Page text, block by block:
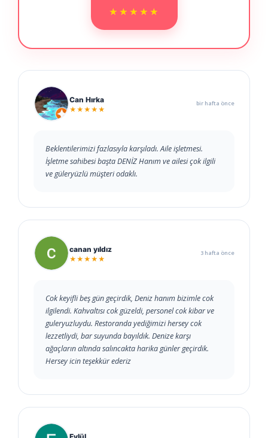
★★★★★
★★★★★
Can Hırka
★★★★★
bir hafta önce
Beklentilerimizi fazlasıyla karşıladı. Aile işletmesi.
İşletme sahibesi başta DENİZ Hanım ve ailesi çok ilgili
ve güleryüzlü müşteri odaklı.
canan yıldız
★★★★★
3 hafta önce
Cok keyifli beş gün geçirdik, Deniz hanım bizimle cok
ilgilendi. Kahvaltısı cok güzeldi, personel cok kibar ve
guleryuzluydu. Restoranda yediğimizi hersey cok
lezzetliydi, bar suyunda bayıldık. Denize karşı
ağaçların altında salıncakta harika günler geçirdik.
Hersey icin teşekkür ederiz